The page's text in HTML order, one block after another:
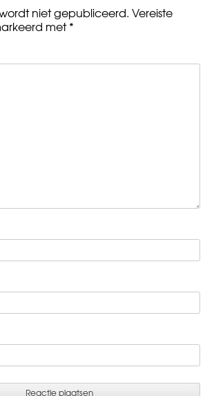
niet gepubliceerd. Vereiste
met*